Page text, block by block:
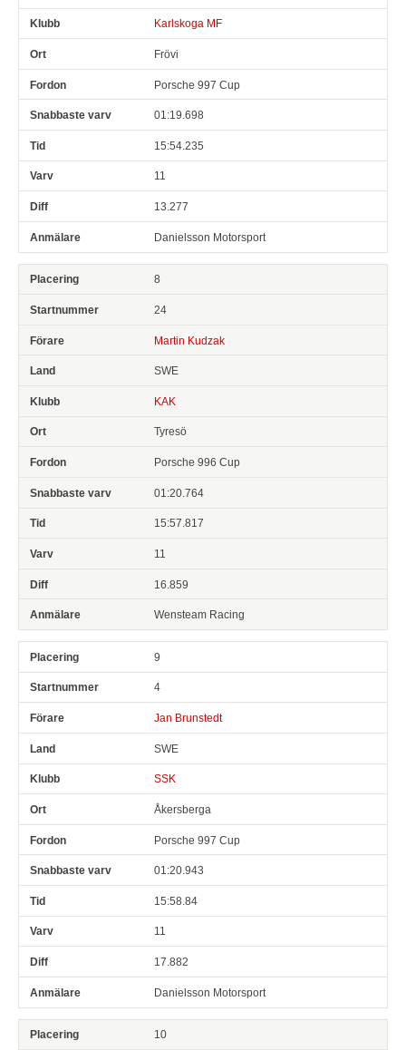
Karlskoga MF
Frövi
Porsche 997 Cup
01:19.698
15:54.235
11
13.277
Danielsson Motorsport
8
24
Martin Kudzak
SWE
KAK
Tyresö
Porsche 996 Cup
01:20.764
15:57.817
11
16.859
Wensteam Racing
9
4
Jan Brunstedt
SWE
SSK
Åkersberga
Porsche 997 Cup
01:20.943
15:58.84
11
17.882
Danielsson Motorsport
10